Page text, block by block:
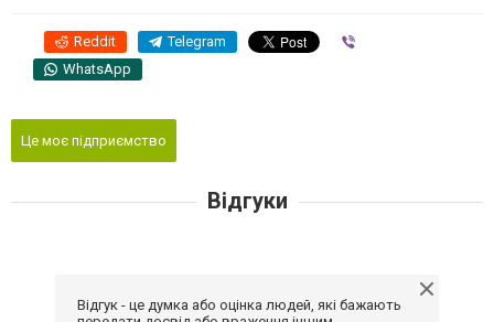
Reddit Telegram
WhatsApp
Це моє підприємство
Відгуки
Відгук - це думка або оцінка людей, які бажають